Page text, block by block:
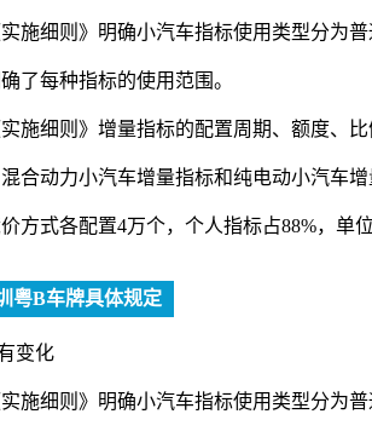
实施细则》明确小汽车指标使用类型分为
了每种指标的使用范围。
实施细则》增量指标的配置周期、额度、
合动力小汽车增量指标和纯电动小汽车
方式各配置4万个，个人指标占88%，单
粤B车牌具体规定
变化
实施细则》明确小汽车指标使用类型分为